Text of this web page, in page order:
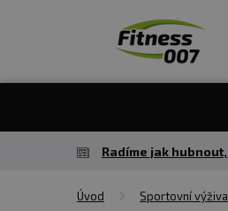
Radíme jak
Úvod Sportovní výživa